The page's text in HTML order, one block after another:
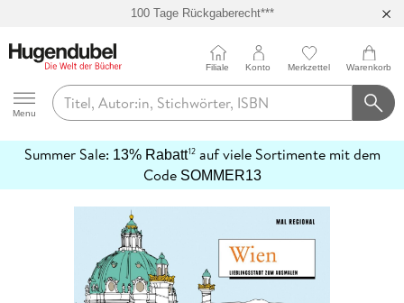
100 Tage Rückgaberecht***
Hugendubel
Menu
Filiale Konto Merkzettel Warenkorb
Summer Sale: 13% Rabatt12auf viele Sortimente mit dem
Code SOMMER13
erfahren